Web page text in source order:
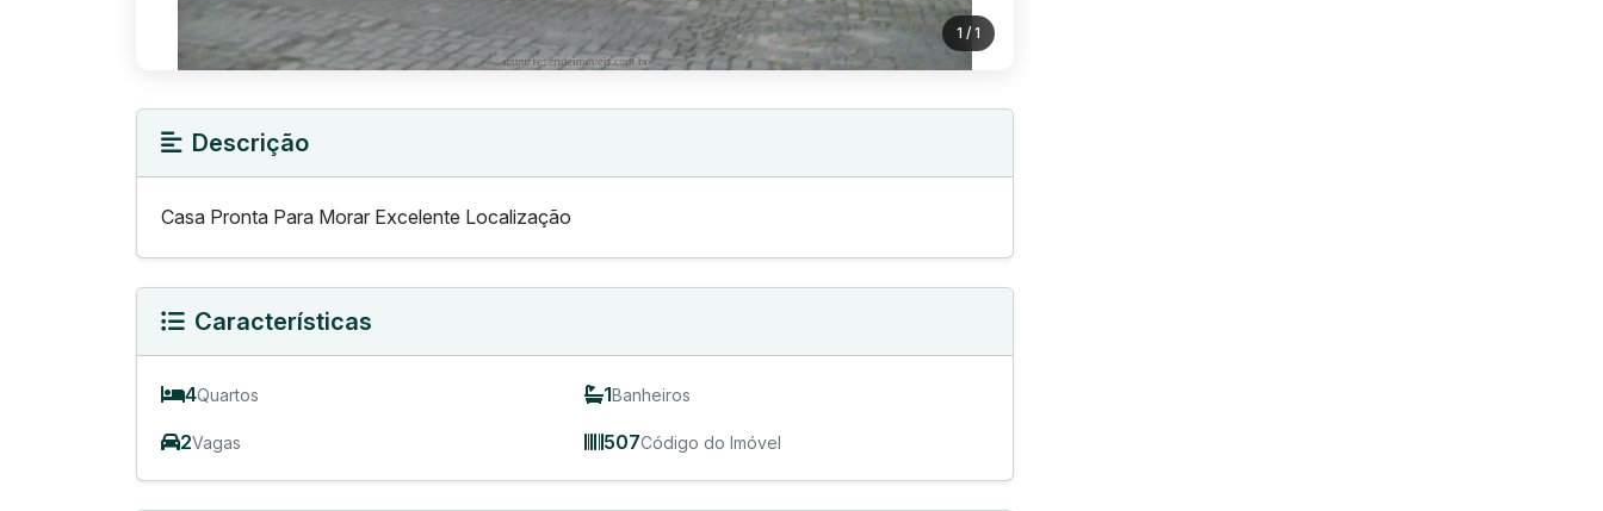
1 / 1
Descrição
Casa Pronta Para Morar Excelente Localização
Características
4Quartos 1Banheiros
2Vagas 507Código do Imóvel